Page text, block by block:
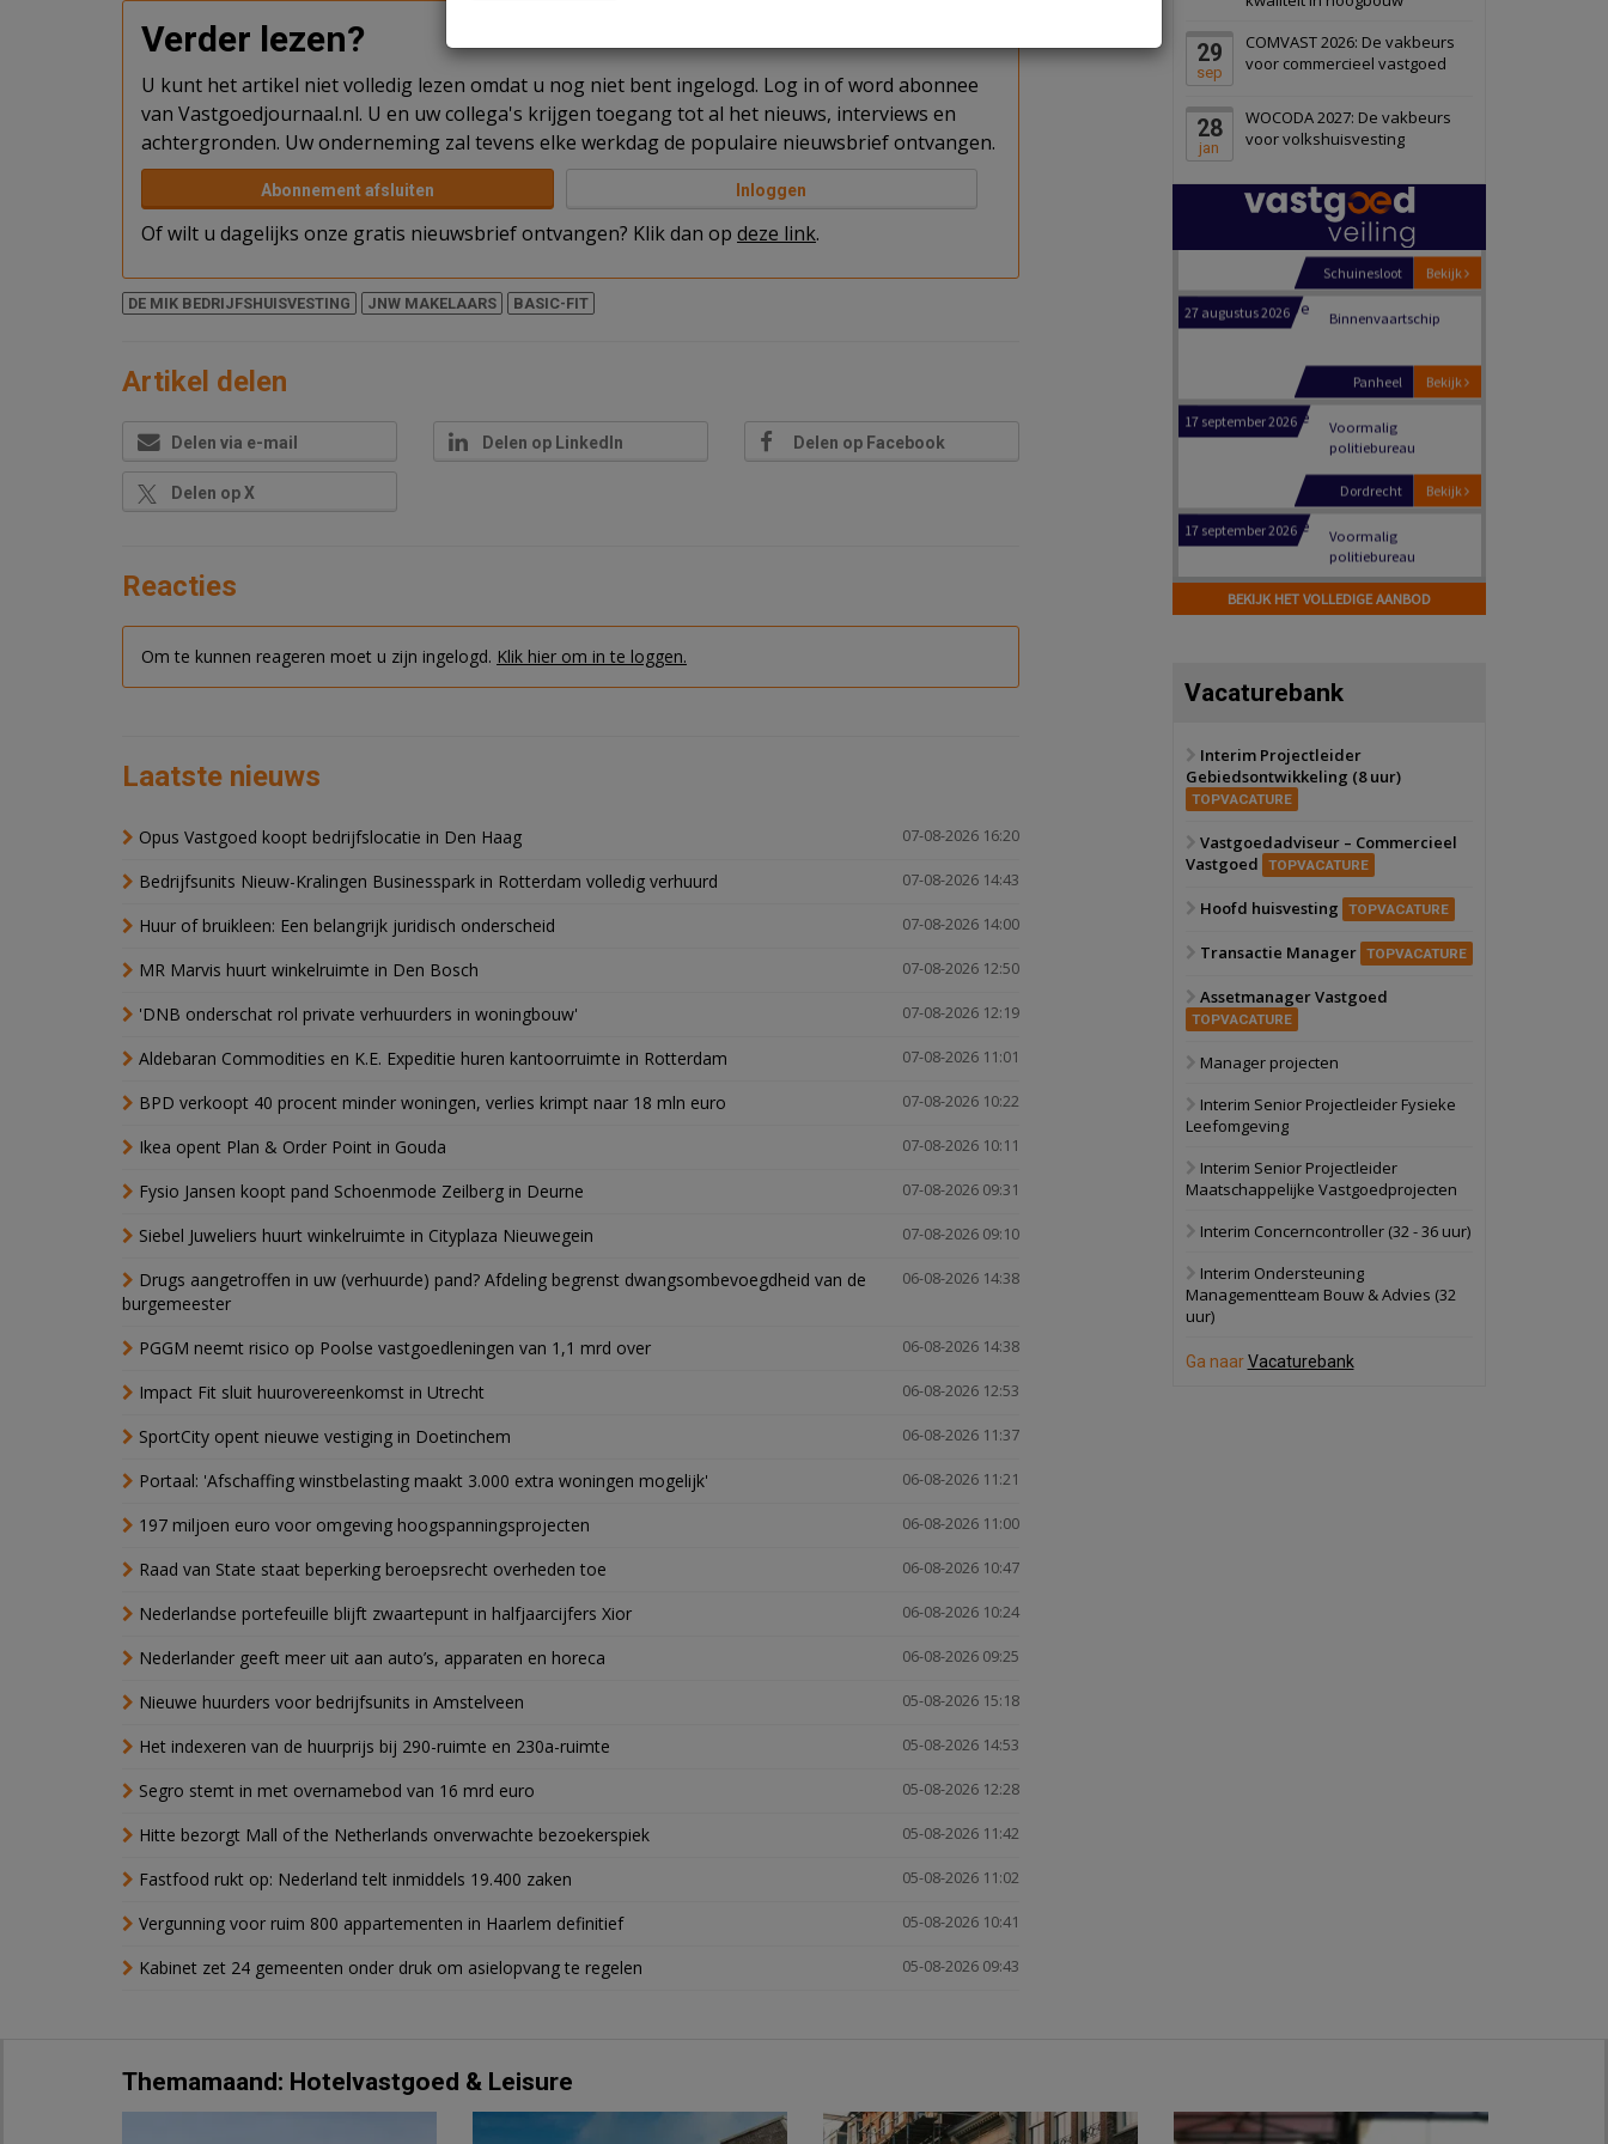
Verder lezen?
U kunt het artikel niet volledig lezen omdat u nog niet bent ingelogd. Log in of word abonnee
van Vastgoedjournaal.nl. U en uw collega's krijgen toegang tot al het nieuws, interviews en
achtergronden. Uw onderneming zal tevens elke werkdag de populaire nieuwsbrief ontvangen.
Abonnement afsluiten Inloggen
Of wilt u dagelijks onze gratis nieuwsbrief ontvangen? Klik dan op deze link.
DE MIK BEDRIJFSHUISVESTING JNW MAKELAARS BASIC-FIT
Artikel delen
Delen via e-mail Delen op LinkedIn Delen op Facebook
Delen op X
Reacties
Om te kunnen reageren moet u zijn ingelogd. Klik hier om in te loggen.
Laatste nieuws
07-08-2026 16:20
Opus Vastgoed koopt bedrijfslocatie in Den Haag
07-08-2026 14:43
Bedrijfsunits Nieuw-Kralingen Businesspark in Rotterdam volledig verhuurd
07-08-2026 14:00
Huur of bruikleen: Een belangrijk juridisch onderscheid
07-08-2026 12:50
MR Marvis huurt winkelruimte in Den Bosch
07-08-2026 12:19
'DNB onderschat rol private verhuurders in woningbouw'
07-08-2026 11:01
Aldebaran Commodities en K.E. Expeditie huren kantoorruimte in Rotterdam
07-08-2026 10:22
BPD verkoopt 40 procent minder woningen, verlies krimpt naar 18 mln euro
07-08-2026 10:11
Ikea opent Plan & Order Point in Gouda
07-08-2026 09:31
Fysio Jansen koopt pand Schoenmode Zeilberg in Deurne
07-08-2026 09:10
Siebel Juweliers huurt winkelruimte in Cityplaza Nieuwegein
06-08-2026 14:38
Drugs aangetroffen in uw (verhuurde) pand? Afdeling begrenst dwangsombevoegdheid van de
burgemeester
06-08-2026 14:38
PGGM neemt risico op Poolse vastgoedleningen van 1,1 mrd over
06-08-2026 12:53
Impact Fit sluit huurovereenkomst in Utrecht
06-08-2026 11:37
SportCity opent nieuwe vestiging in Doetinchem
06-08-2026 11:21
Portaal: 'Afschaffing winstbelasting maakt 3.000 extra woningen mogelijk'
06-08-2026 11:00
197 miljoen euro voor omgeving hoogspanningsprojecten
06-08-2026 10:47
Raad van State staat beperking beroepsrecht overheden toe
06-08-2026 10:24
Nederlandse portefeuille blijft zwaartepunt in halfjaarcijfers Xior
06-08-2026 09:25
Nederlander geeft meer uit aan auto’s, apparaten en horeca
05-08-2026 15:18
Nieuwe huurders voor bedrijfsunits in Amstelveen
05-08-2026 14:53
Het indexeren van de huurprijs bij 290-ruimte en 230a-ruimte
05-08-2026 12:28
Segro stemt in met overnamebod van 16 mrd euro
05-08-2026 11:42
Hitte bezorgt Mall of the Netherlands onverwachte bezoekerspiek
05-08-2026 11:02
Fastfood rukt op: Nederland telt inmiddels 19.400 zaken
05-08-2026 10:41
Vergunning voor ruim 800 appartementen in Haarlem definitief
05-08-2026 09:43
Kabinet zet 24 gemeenten onder druk om asielopvang te regelen
29
sep
COMVAST 2026: De vakbeurs
voor commercieel vastgoed
28
jan
WOCODA 2027: De vakbeurs
voor volkshuisvesting
Schiedam
22 september 2026 Attractiepark
Bekijk
Oranje
28 september 2026
bedrijventerrein
Schuinesloot
Binnenvaartschip
Voormalig
Dordrecht
Voormalig
Hilversum
17 september 2026
Voormalig
Zwanenburg
6 oktober 2026
Oranje
28 september 2026
bedrijventerrein
Bekijk
Schuinesloot
politiebureau
17 september 2026
Voormalig
BEKIJK HET VOLLEDIGE AANBOD
Vacaturebank
Interim Projectleider
Gebiedsontwikkeling (8 uur)
TOPVACATURE
Vastgoedadviseur – Commercieel
Vastgoed
TOPVACATURE
Hoofd huisvesting TOPVACATURE
Transactie Manager TOPVACATURE
Assetmanager Vastgoed
TOPVACATURE
Manager projecten
Interim Senior Projectleider Fysieke
Leefomgeving
Interim Senior Projectleider
Maatschappelijke Vastgoedprojecten
Interim Concerncontroller (32 - 36 uur)
Interim Ondersteuning
Managementteam Bouw & Advies (32
uur)
Ga naarVacaturebank
Themamaand: Hotelvastgoed & Leisure